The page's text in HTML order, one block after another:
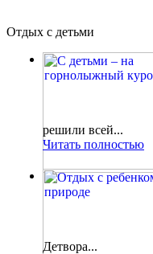
Отдых с детьми
решили всей...
Читать полностью
Детвора...